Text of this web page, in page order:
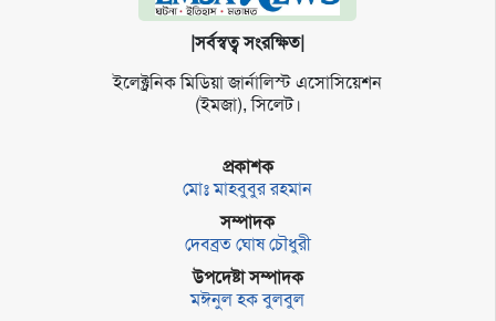
|সর্বস্বত্ব সংরক্ষিত|
ইলেক্ট্র‌নিক মি‌ডিয়া জার্না‌লিস্ট এসো‌সি‌য়েশন
(ইমজা), সি‌লেট।
প্রকাশক
মোঃ মাহবুবুর রহমান
সম্পাদক
দেবব্রত ঘোষ চৌধুরী
উপদেষ্টা সম্পাদক
মঈনুল হক বুলবুল